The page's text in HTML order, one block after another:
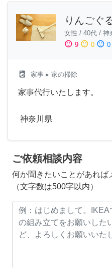
りんごぐ
女性 / 40代 / 神
sentiment_satisfied 9 sentiment_neutral 0 sentiment_dissatisfied 0
local_laundry_service 家事 ▸ 家の掃除
家事代行いたします。
神奈川県
ご依頼相談内容
何か聞きたいことがあれば
（文字数は500字以内）